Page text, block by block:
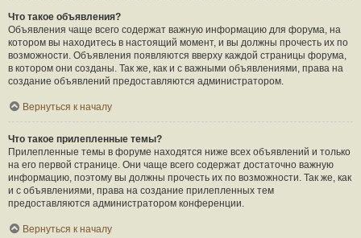
Что такое объявления?
Объявления чаще всего содержат важную информацию для форума, на
котором вы находитесь в настоящий момент, и вы должны прочесть их по
возможности. Объявления появляются вверху каждой страницы форума,
в котором они созданы. Так же, как и с важными объявлениями, права на
создание объявлений предоставляются администратором.
Вернуться к началу
Что такое прилепленные темы?
Прилепленные темы в форуме находятся ниже всех объявлений и только
на его первой странице. Они чаще всего содержат достаточно важную
информацию, поэтому вы должны прочесть их по возможности. Так же, как
и с объявлениями, права на создание прилепленных тем
предоставляются администратором конференции.
Вернуться к началу